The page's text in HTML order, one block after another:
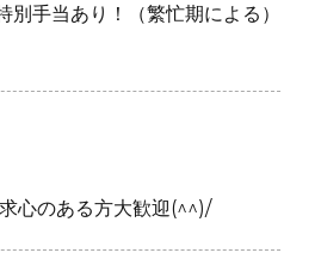
手当あり！（繁忙期による）
心のある方大歓迎(^^)/